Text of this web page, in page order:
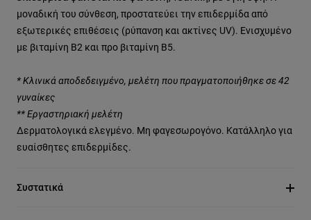
μοναδική του σύνθεση, προστατεύει την επιδερμίδα από
εξωτερικές επιθέσεις (ρύπανση και ακτίνες UV). Ενισχυμένο
με βιταμίνη Β2 και προ βιταμίνη Β5.
* Κλινικά αποδεδειγμένο, μελέτη που πραγματοποιήθηκε σε 42
γυναίκες
** Εργαστηριακή μελέτη
Δερματολογικά ελεγμένο. Μη φαγεσωρογόνο. Κατάλληλο για
ευαίσθητες επιδερμίδες.
Συστατικά